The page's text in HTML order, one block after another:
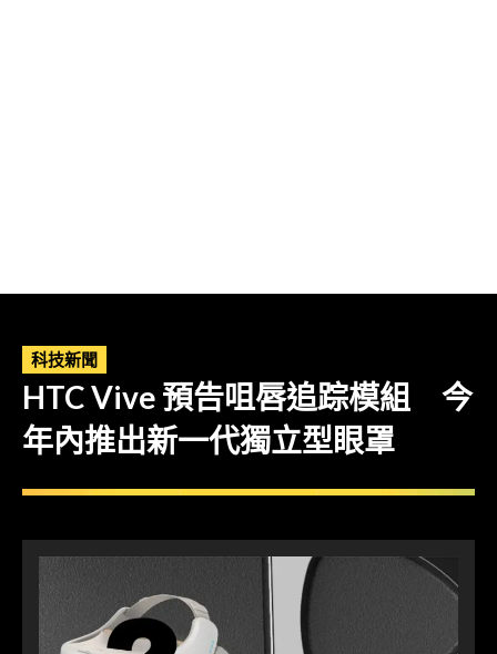
科技新聞
HTC Vive 預告咀唇追踪模組 今
年內推出新一代獨立型眼罩